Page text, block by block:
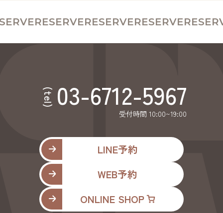
RESERVERESERVERESERVERESERVE
(tel) 03-6712-5967
受付時間 10:00~19:00
LINE予約
WEB予約
ONLINE SHOP